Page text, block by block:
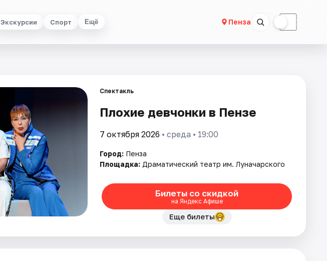
Экскурсии Спорт Ещё Пенза ☾
Спектакль
Плохие девчонки в Пензе
7 октября 2026 • среда • 19:00
Город: Пенза
Площадка: Драматический театр им. Луначарского
Билеты со скидкой
на Яндекс Афише
Еще билеты